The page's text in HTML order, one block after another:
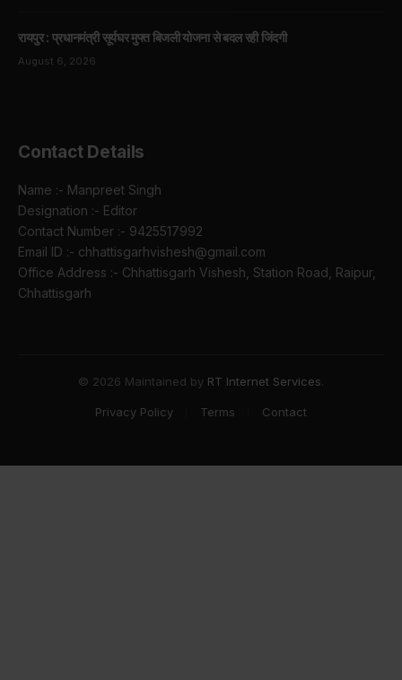
रायपुर : प्रधानमंत्री सूर्यघर मुफ्त बिजली योजना से बदल रही जिंदगी
August 6, 2026
Contact Details
Name :- Manpreet Singh
Designation :- Editor
Contact Number :- 9425517992
Email ID :- chhattisgarhvishesh@gmail.com
Office Address :- Chhattisgarh Vishesh, Station Road, Raipur,
Chhattisgarh
© 2026 Maintained by RT Internet Services.
Privacy Policy Terms Contact